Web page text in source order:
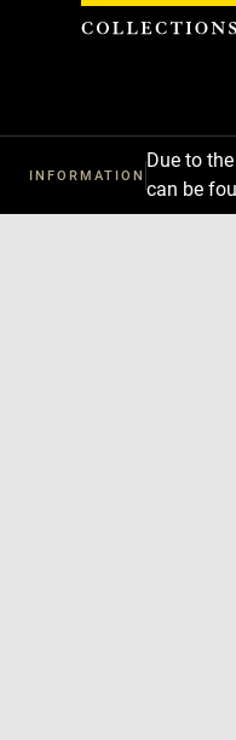
INFORMATION
Due to
can be
Cookies management